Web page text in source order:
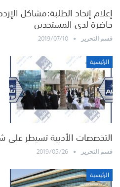
إعلام إتحاد الطلبة:مشاكل
حاضرة لدى المستجدين
قسم التحرير 2019/07/10
الرئيسية
التخصصات الأدبية تسيطر على
قسم التحرير 2019/05/26
الرئيسية